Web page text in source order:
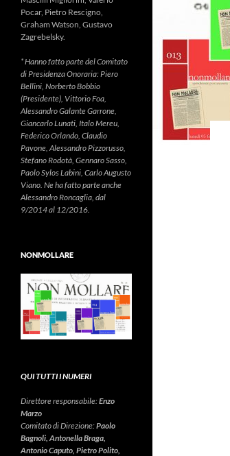
Pocar, Pietro Rescigno,
Graham Watson, Gustavo
Zagrebelsky.
* Hanno fatto parte del Comitato
di Presidenza Onoraria: Piero
Bellini, Norberto Bobbio
(Presidente), Vittorio Foa,
Alessandro Galante Garrone,
Giancarlo Lunati, Italo Mereu,
Federico Orlando, Claudio
Pavone, Alessandro Pizzorusso,
Stefano Rodotà, Gennaro Sasso,
Paolo Sylos Labini, Carlo Augusto
Viano. Ne ha fatto parte anche
Alessandro Roncaglia, dal
9/2014 al 12/2016.
NONMOLLARE
QUI TUTTI I NUMERI
Direttore responsabile:Enzo
Marzo
Comitato di Direzione:Paolo
Bagnoli, Antonella Braga,
Antonio Caputo, Pietro Polito,